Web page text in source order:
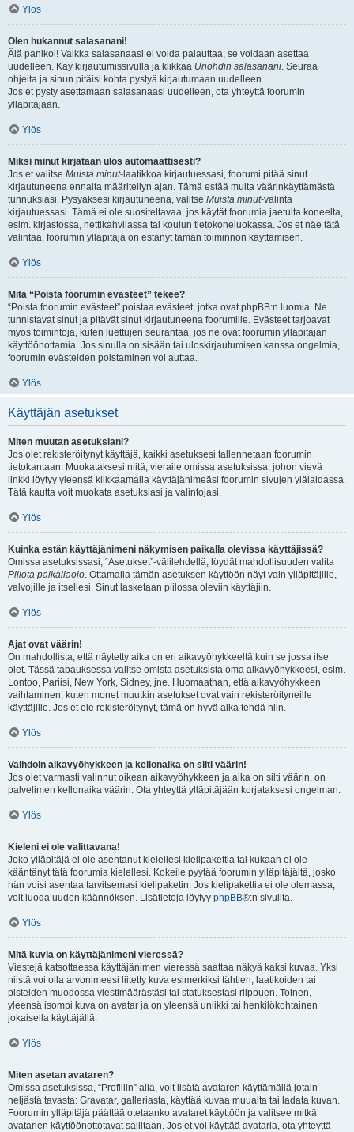
Ylös
Olen hukannut salasanani!
Älä panikoi! Vaikka salasanaasi ei voida palauttaa, se voidaan asettaa
uudelleen. Käy kirjautumissivulla ja klikkaa Unohdin salasanani. Seuraa
ohjeita ja sinun pitäisi kohta pystyä kirjautumaan uudelleen.
Jos et pysty asettamaan salasanaasi uudelleen, ota yhteyttä foorumin
ylläpitäjään.
Ylös
Miksi minut kirjataan ulos automaattisesti?
Jos et valitse Muista minut-laatikkoa kirjautuessasi, foorumi pitää sinut
kirjautuneena ennalta määritellyn ajan. Tämä estää muita väärinkäyttämästä
tunnuksiasi. Pysyäksesi kirjautuneena, valitse Muista minut-valinta
kirjautuessasi. Tämä ei ole suositeltavaa, jos käytät foorumia jaetulta koneelta,
esim. kirjastossa, nettikahvilassa tai koulun tietokoneluokassa. Jos et näe tätä
valintaa, foorumin ylläpitäjä on estänyt tämän toiminnon käyttämisen.
Ylös
Mitä “Poista foorumin evästeet” tekee?
“Poista foorumin evästeet” poistaa evästeet, jotka ovat phpBB:n luomia. Ne
tunnistavat sinut ja pitävät sinut kirjautuneena foorumille. Evästeet tarjoavat
myös toimintoja, kuten luettujen seurantaa, jos ne ovat foorumin ylläpitäjän
käyttöönottamia. Jos sinulla on sisään tai uloskirjautumisen kanssa ongelmia,
foorumin evästeiden poistaminen voi auttaa.
Ylös
Käyttäjän asetukset
Miten muutan asetuksiani?
Jos olet rekisteröitynyt käyttäjä, kaikki asetuksesi tallennetaan foorumin
tietokantaan. Muokataksesi niitä, vieraile omissa asetuksissa, johon vievä
linkki löytyy yleensä klikkaamalla käyttäjänimeäsi foorumin sivujen ylälaidassa.
Tätä kautta voit muokata asetuksiasi ja valintojasi.
Ylös
Kuinka estän käyttäjänimeni näkymisen paikalla olevissa käyttäjissä?
Omissa asetuksissasi, “Asetukset”-välilehdellä, löydät mahdollisuuden valita
Piilota paikallaolo. Ottamalla tämän asetuksen käyttöön näyt vain ylläpitäjille,
valvojille ja itsellesi. Sinut lasketaan piilossa oleviin käyttäjiin.
Ylös
Ajat ovat väärin!
On mahdollista, että näytetty aika on eri aikavyöhykkeeltä kuin se jossa itse
olet. Tässä tapauksessa valitse omista asetuksista oma aikavyöhykkeesi, esim.
Lontoo, Pariisi, New York, Sidney, jne. Huomaathan, että aikavyöhykkeen
vaihtaminen, kuten monet muutkin asetukset ovat vain rekisteröityneille
käyttäjille. Jos et ole rekisteröitynyt, tämä on hyvä aika tehdä niin.
Ylös
Vaihdoin aikavyöhykkeen ja kellonaika on silti väärin!
Jos olet varmasti valinnut oikean aikavyöhykkeen ja aika on silti väärin, on
palvelimen kellonaika väärin. Ota yhteyttä ylläpitäjään korjataksesi ongelman.
Ylös
Kieleni ei ole valittavana!
Joko ylläpitäjä ei ole asentanut kielellesi kielipakettia tai kukaan ei ole
kääntänyt tätä foorumia kielellesi. Kokeile pyytää foorumin ylläpitäjältä, josko
hän voisi asentaa tarvitsemasi kielipaketin. Jos kielipakettia ei ole olemassa,
voit luoda uuden käännöksen. Lisätietoja löytyy phpBB®:n sivuilta.
Ylös
Mitä kuvia on käyttäjänimeni vieressä?
Viestejä katsottaessa käyttäjänimen vieressä saattaa näkyä kaksi kuvaa. Yksi
niistä voi olla arvonimeesi liitetty kuva esimerkiksi tähtien, laatikoiden tai
pisteiden muodossa viestimäärästäsi tai statuksestasi riippuen. Toinen,
yleensä isompi kuva on avatar ja on yleensä uniikki tai henkilökohtainen
jokaisella käyttäjällä.
Ylös
Miten asetan avataren?
Omissa asetuksissa, “Profiilin” alla, voit lisätä avataren käyttämällä jotain
neljästä tavasta: Gravatar, galleriasta, käyttää kuvaa muualta tai ladata kuvan.
Foorumin ylläpitäjä päättää otetaanko avataret käyttöön ja valitsee mitkä
avatarien käyttöönottotavat sallitaan. Jos et voi käyttää avataria, ota yhteyttä